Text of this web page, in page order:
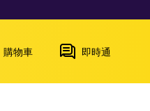
購物車 即時通